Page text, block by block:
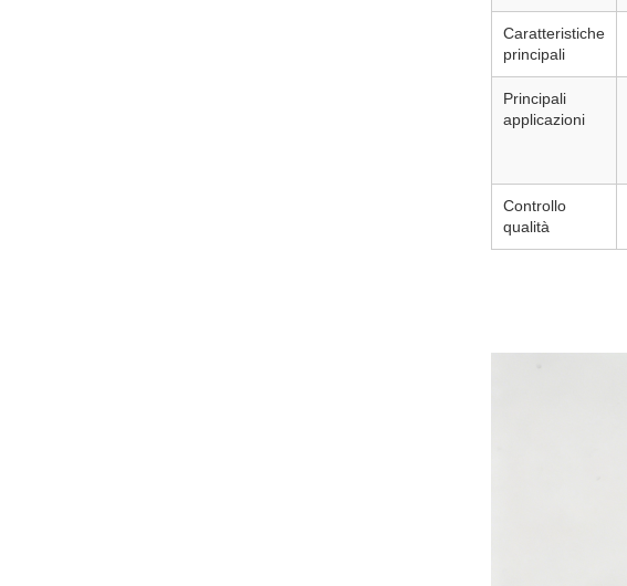
Caratteristiche
principali
Principali
applicazioni
Controllo
qualità